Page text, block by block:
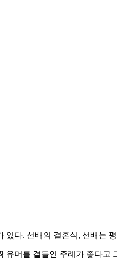
다. 선배의 결혼식, 선배는
머를 곁들인 주례가 좋다